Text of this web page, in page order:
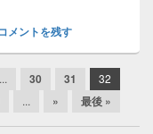
メントを残す
... 30 31 32
... » 最後 »